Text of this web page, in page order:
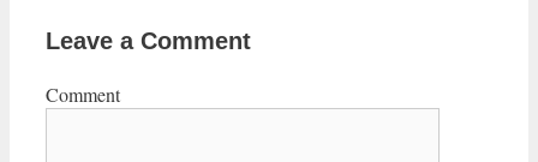
Leave a Comment
Comment